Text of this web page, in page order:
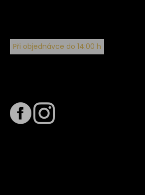
Při objednávce do 14:00 h